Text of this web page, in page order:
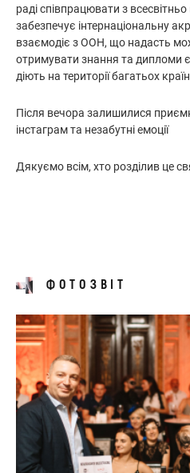
раді співпрацювати з
забезпечує інтернаціональну
взаємодіє з ООН, що надасть
отримувати знання та дипломи
діють на території багатьох
Після вечора залишилися
інстаграм та незабутні емоції
Дякуємо всім, хто розділив це
ФОТОЗВІТ